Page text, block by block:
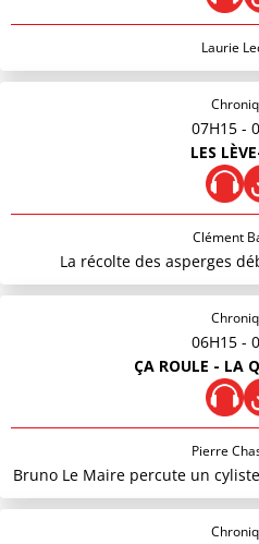
Laurie
07H15 -
LES
Clément
La récolte des asperges
06H15 -
ÇA ROULE - LA
Pierre
Bruno Le Maire percute un